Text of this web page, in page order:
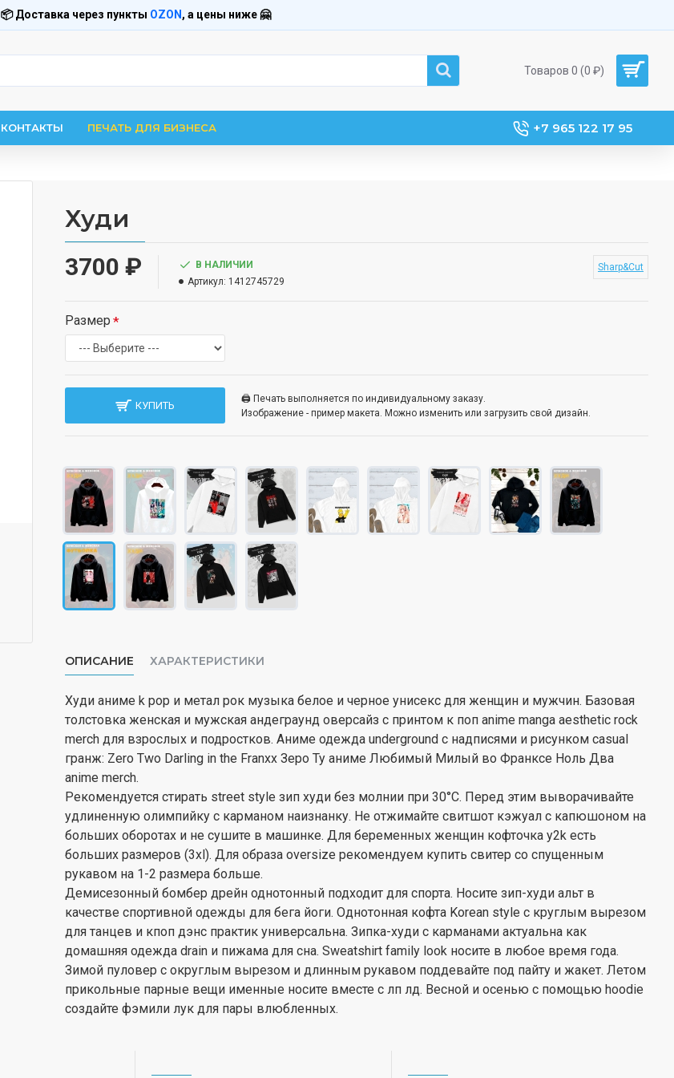
📦 Доставка через пункты OZON , а цены ниже 🤗
Товаров 0 (0 ₽)
КОНТАКТЫ ПЕЧАТЬ ДЛЯ БИЗНЕСА +7 965 122 17 95
Худи
3700 ₽
В НАЛИЧИИ
Артикул: 1412745729
Sharp&Cut
Размер
КУПИТЬ
🖨️ Печать выполняется по индивидуальному заказу.
Изображение - пример макета. Можно изменить или загрузить свой дизайн.
ОПИСАНИЕ ХАРАКТЕРИСТИКИ
Худи аниме k pop и метал рок музыка белое и черное унисекс для женщин и мужчин. Базовая
толстовка женская и мужская андеграунд оверсайз с принтом к поп anime manga aesthetic rock
merch для взрослых и подростков. Аниме одежда underground с надписями и рисунком casual
гранж: Zero Two Darling in the Franxx Зеро Ту аниме Любимый Милый во Франксе Ноль Два
anime merch.
Рекомендуется стирать street style зип худи без молнии при 30°С. Перед этим выворачивайте
удлиненную олимпийку с карманом наизнанку. Не отжимайте свитшот кэжуал с капюшоном на
больших оборотах и не сушите в машинке. Для беременных женщин кофточка y2k есть
больших размеров (3xl). Для образа oversize рекомендуем купить свитер со спущенным
рукавом на 1-2 размера больше.
Демисезонный бомбер дрейн однотонный подходит для спорта. Носите зип-худи альт в
качестве спортивной одежды для бега йоги. Однотонная кофта Korean style с круглым вырезом
для танцев и кпоп дэнс практик универсальна. Зипка-худи с карманами актуальна как
домашняя одежда drain и пижама для сна. Sweatshirt family look носите в любое время года.
Зимой пуловер с округлым вырезом и длинным рукавом поддевайте под пайту и жакет. Летом
прикольные парные вещи именные носите вместе с лп лд. Весной и осенью с помощью hoodie
создайте фэмили лук для пары влюбленных.